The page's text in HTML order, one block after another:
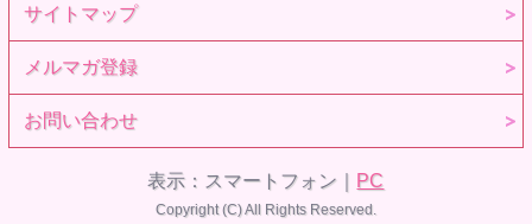
サイトマップ
メルマガ登録
お問い合わせ
表示：スマートフォン｜ PC
Copyright (C) All Rights Reserved.